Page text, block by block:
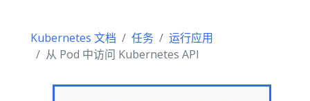
Kubernetes 文档 任务
运行应用
从 Pod 中访问 Kubernetes API